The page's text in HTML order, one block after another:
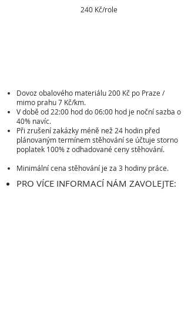
240 Kč/role
Dovoz obalového materiálu 200 Kč po Praze /
mimo prahu 7 Kč/km.
V době od 22:00 hod do 06:00 hod je noční sazba o
40% navíc.
Při zrušení zakázky méně než 24 hodin před
plánovaným termínem stěhování se účtuje storno
poplatek 100% z odhadované ceny stěhování.
Minimální cena stěhování je za 3 hodiny práce.
PRO VÍCE INFORMACÍ NÁM ZAVOLEJTE: